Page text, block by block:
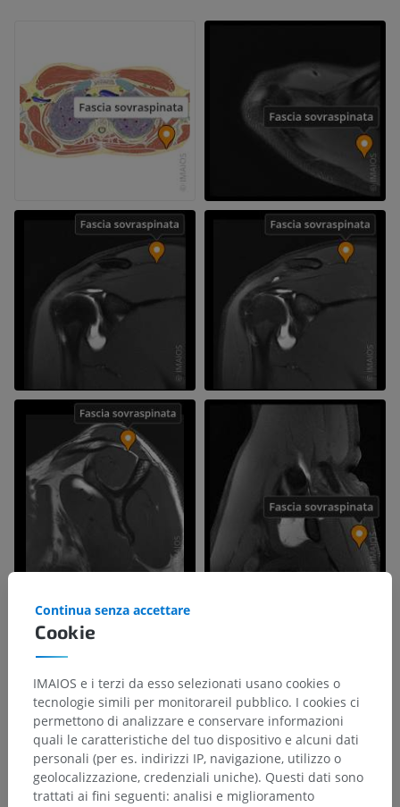
Cookie
Continua senza accettare
IMAIOS e i terzi da esso selezionati usano cookies o
tecnologie simili per monitorareil pubblico. I cookies ci
permettono di analizzare e conservare informazioni
quali le caratteristiche del tuo dispositivo e alcuni dati
personali (per es. indirizzi IP, navigazione, utilizzo o
geolocalizzazione, credenziali uniche). Questi dati sono
trattati ai fini seguenti: analisi e miglioramento